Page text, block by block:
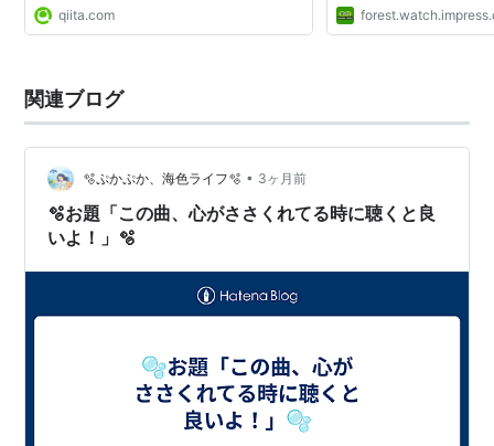
qiita.com
関連ブログ
🫧ぷかぷか、海色ライフ🫧 • 3ヶ月前
🫧お題「この曲、心がささくれてる時に聴くと良
いよ！」🫧